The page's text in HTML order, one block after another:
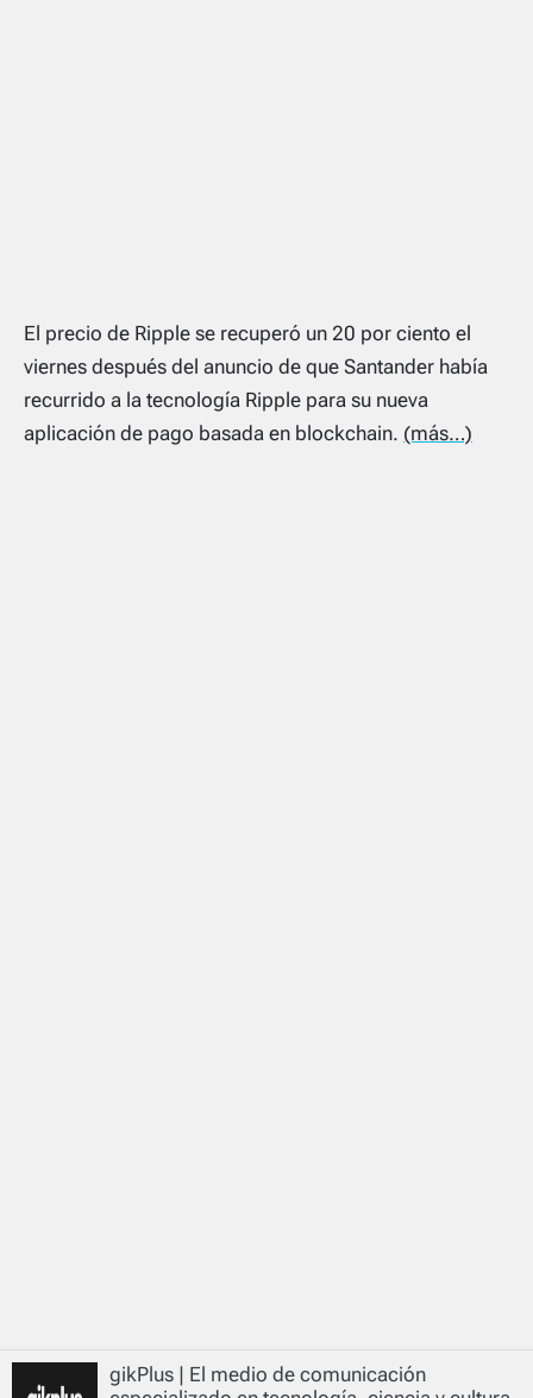
El precio de Ripple se recuperó un 20 por ciento el
viernes después del anuncio de que Santander había
recurrido a la tecnología Ripple para su nueva
aplicación de pago basada en blockchain. (más…)
gikPlus | El medio de comunicación